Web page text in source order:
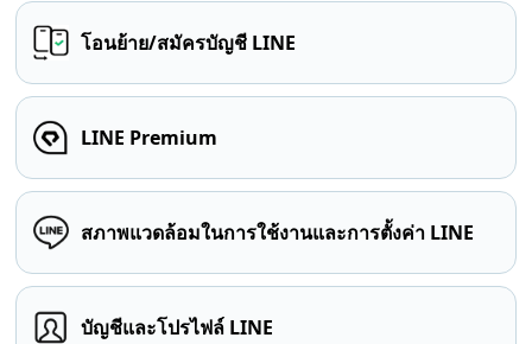
โอนย้าย/สมัครบัญชี LINE
LINE Premium
สภาพแวดล้อมในการใช้งานและการตั้งค่า LINE
บัญชีและโปรไฟล์ LINE